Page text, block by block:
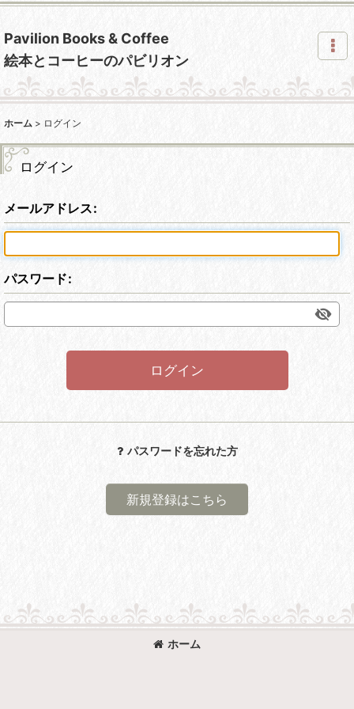
Pavilion Books & Coffee
絵本とコーヒーのパビリオン
ホーム > ログイン
ログイン
メールアドレス:
パスワード:
ログイン
パスワードを忘れた方
新規登録はこちら
ホーム